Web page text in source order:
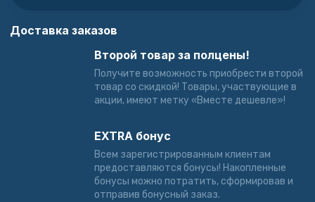
Доставка заказов
Второй товар за полцены!
Получите возможность приобрести второй
товар со скидкой! Товары, участвующие в
акции, имеют метку «Вместе дешевле»!
EXTRA бонус
Всем зарегистрированным клиентам
предоставляются бонусы! Накопленные
бонусы можно потратить, сформировав и
отправив бонусный заказ.